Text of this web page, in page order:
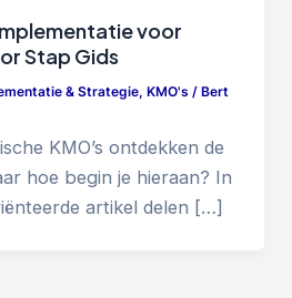
voor
Stap Gids
& Strategie, KMO's / Bert
KMO’s ontdekken de
hoe begin je hieraan? In
artikel delen […]